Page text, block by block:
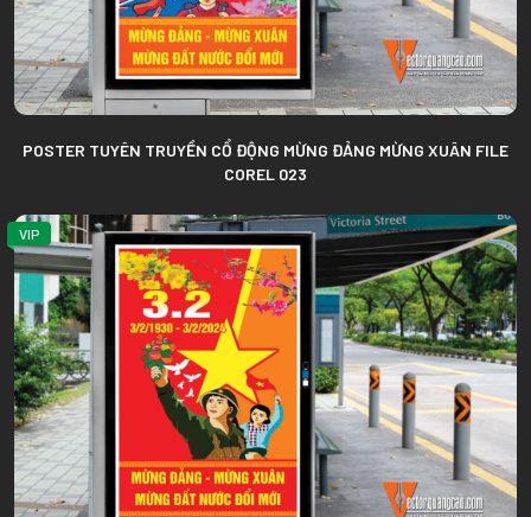
POSTER TUYÊN TRUYỀN CỔ ĐỘNG MỪNG ĐẢNG MỪNG XUÂN FILE
COREL 023
VIP